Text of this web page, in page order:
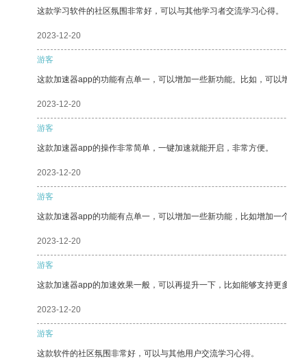
这款学习软件的社区氛围非常好，可以与其他学习者交流学习心得。
2023-12-20
游客
这款加速器app的功能有点单一，可以增加一些新功能。比如，可以
2023-12-20
游客
这款加速器app的操作非常简单，一键加速就能开启，非常方便。
2023-12-20
游客
这款加速器app的功能有点单一，可以增加一些新功能，比如增加一
2023-12-20
游客
这款加速器app的加速效果一般，可以再提升一下，比如能够支持更
2023-12-20
游客
这款软件的社区氛围非常好，可以与其他用户交流学习心得。